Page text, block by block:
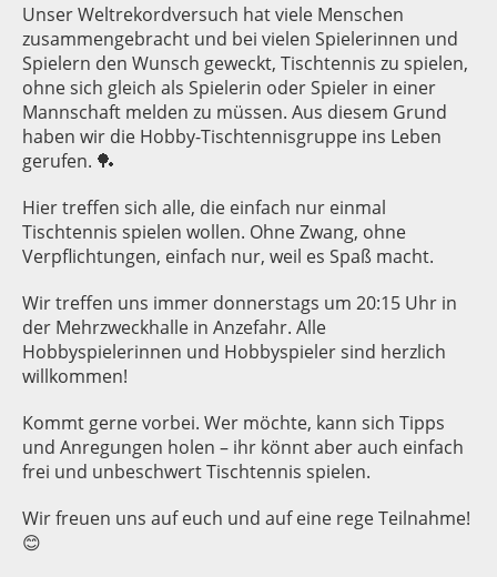
Unser Weltrekordversuch hat viele Menschen
zusammengebracht und bei vielen Spielerinnen und
Spielern den Wunsch geweckt, Tischtennis zu spielen,
ohne sich gleich als Spielerin oder Spieler in einer
Mannschaft melden zu müssen. Aus diesem Grund
haben wir die Hobby-Tischtennisgruppe ins Leben
gerufen. 🏓
Hier treffen sich alle, die einfach nur einmal
Tischtennis spielen wollen. Ohne Zwang, ohne
Verpflichtungen, einfach nur, weil es Spaß macht.
Wir treffen uns immer donnerstags um 20:15 Uhr in
der Mehrzweckhalle in Anzefahr. Alle
Hobbyspielerinnen und Hobbyspieler sind herzlich
willkommen!
Kommt gerne vorbei. Wer möchte, kann sich Tipps
und Anregungen holen – ihr könnt aber auch einfach
frei und unbeschwert Tischtennis spielen.
Wir freuen uns auf euch und auf eine rege Teilnahme!
😊